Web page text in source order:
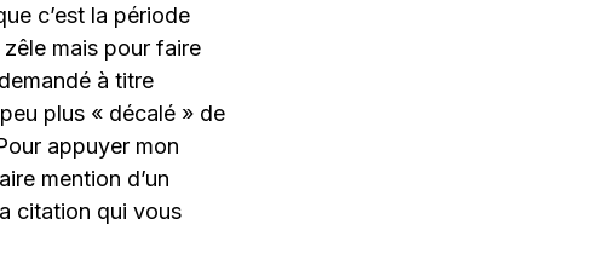
c’est la période
mais pour faire
à titre
plus « décalé » de
appuyer mon
mention d’un
citation qui vous